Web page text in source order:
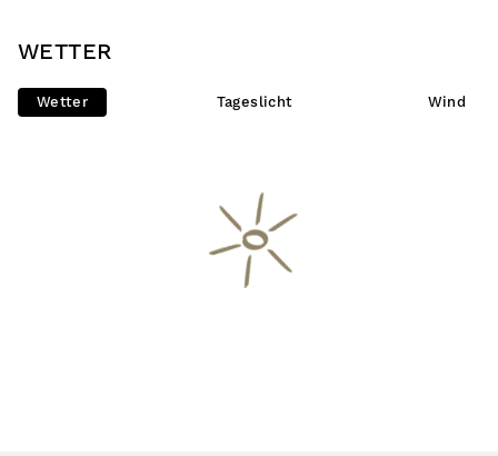
WETTER
Wetter Tageslicht Wind